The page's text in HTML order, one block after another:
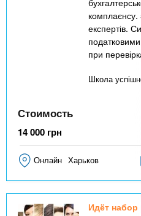
комплаєнсу.
експертів.
при
Школа
Стоимость
14 000 грн
Онлайн Харьков
Идёт набор